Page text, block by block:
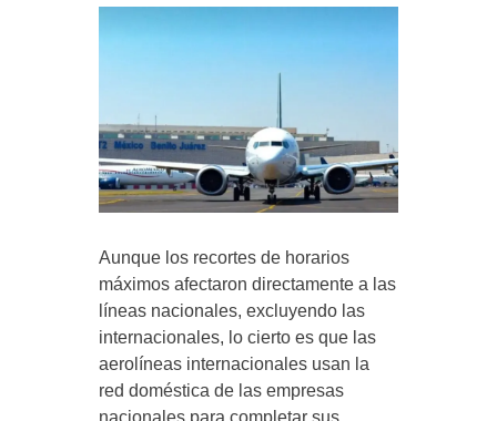
Aunque los recortes de horarios
máximos afectaron directamente a las
líneas nacionales, excluyendo las
internacionales, lo cierto es que las
aerolíneas internacionales usan la
red doméstica de las empresas
nacionales para completar sus